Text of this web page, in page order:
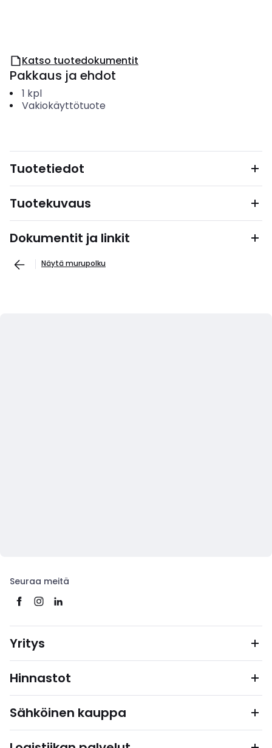
Katso tuotedokumentit
Pakkaus ja ehdot
1 kpl
Vakiokäyttötuote
Tuotetiedot
Tuotekuvaus
Dokumentit ja linkit
Näytä murupolku
Seuraa meitä
Yritys
Hinnastot
Sähköinen kauppa